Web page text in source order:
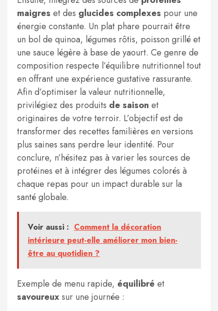
maigres et des glucides complexes pour une
énergie constante. Un plat phare pourrait être
un bol de quinoa, légumes rôtis, poisson grillé et
une sauce légère à base de yaourt. Ce genre de
composition respecte l’équilibre nutritionnel tout
en offrant une expérience gustative rassurante.
Afin d’optimiser la valeur nutritionnelle,
privilégiez des produits de saison et
originaires de votre terroir. L’objectif est de
transformer des recettes familières en versions
plus saines sans perdre leur identité. Pour
conclure, n’hésitez pas à varier les sources de
protéines et à intégrer des légumes colorés à
chaque repas pour un impact durable sur la
santé globale.
Voir aussi : Comment la décoration
intérieure peut-elle améliorer mon bien-
être au quotidien ?
Exemple de menu rapide, équilibré et
savoureuxsur une journée :